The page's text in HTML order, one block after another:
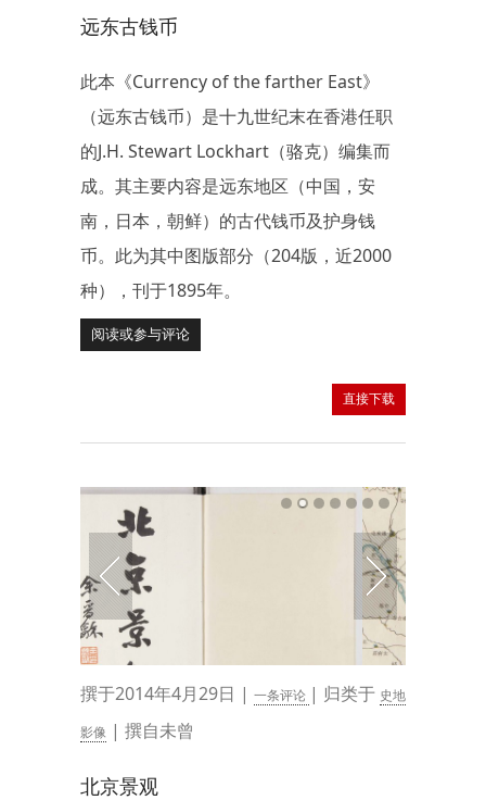
远东古钱币
此本《Currency of the farther East》
（远东古钱币）是十九世纪末在香港任职
的J.H. Stewart Lockhart（骆克）编集而
成。其主要内容是远东地区（中国，安
南，日本，朝鲜）的古代钱币及护身钱
币。此为其中图版部分（204版，近2000
种），刊于1895年。
阅读或参与评论
直接下载
撰于2014年4月29日 | 一条评论 | 归类于 史地
影像 | 撰自未曾
北京景观